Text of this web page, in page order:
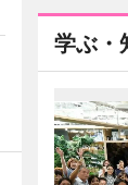
学ぶ・